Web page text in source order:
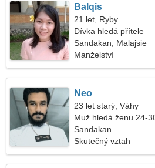
Balqis
21 let, Ryby
Dívka hledá přítele
Sandakan, Malajsie
Manželství
Neo
23 let starý, Váhy
Muž hledá ženu 24-
Sandakan
Skutečný vztah